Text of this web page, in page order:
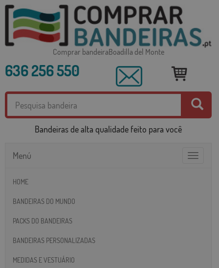
Comprar bandeiraBoadilla del Monte
636 256 550
Bandeiras de alta qualidade feito para você
Toggle
Menú
HOME
BANDEIRAS DO MUNDO
PACKS DO BANDEIRAS
BANDEIRAS PERSONALIZADAS
MEDIDAS E VESTUÁRIO